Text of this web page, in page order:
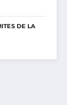
DE LA